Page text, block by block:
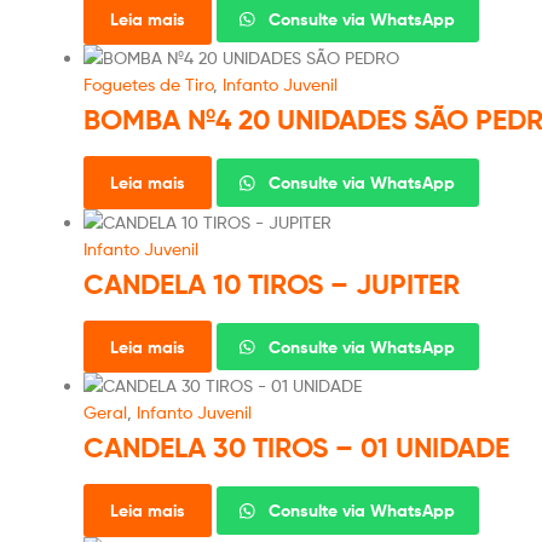
Leia mais Consulte via WhatsApp
Foguetes de Tiro, Infanto Juvenil
BOMBA Nº4 20 UNIDADES SÃO
Leia mais Consulte via WhatsApp
Infanto Juvenil
CANDELA 10 TIROS – JUPITER
Leia mais Consulte via WhatsApp
Geral Infanto Juvenil
CANDELA 30 TIROS – 01 UNIDADE
Leia mais Consulte via WhatsApp